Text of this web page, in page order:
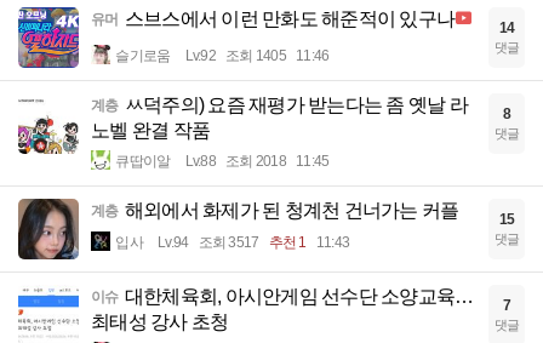
유머 스브스에서 이런 만화도 해준적이 있구나
슬기로움 Lv.92 조회 1405 11:46
14
댓글
계층 ㅆ덕주의) 요즘 재평가 받는다는 좀 옛날 라
노벨 완결 작품
큐땁이알 Lv.88 조회 2018 11:45
8
댓글
계층 해외에서 화제가 된 청계천 건너가는 커플
입사 Lv.94 조회 3517 추천 1 11:43
15
댓글
이슈 대한체육회, 아시안게임 선수단 소양교육…
최태성 강사 초청
7
댓글